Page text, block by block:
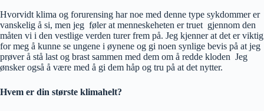
Hvorvidt klima og forurensing har noe med denne type sykdommer er
vanskelig å si, men jeg føler at menneskeheten er truet gjennom den
måten vi i den vestlige verden turer frem på. Jeg kjenner at det er viktig
for meg å kunne se ungene i øynene og gi noen synlige bevis på at jeg
prøver å stå last og brast sammen med dem om å redde kloden Jeg
ønsker også å være med å gi dem håp og tru på at det nytter.
Hvem er din største klimahelt?